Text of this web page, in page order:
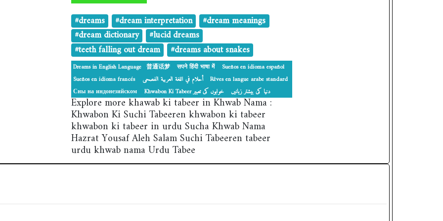
#dreams #dream interpretation
#dream meanings
#dream dictionary
#lucid dreams
#teeth falling out dream
#dreams about snakes
Dreams in English Language 普通话梦 सपने हिंदी भाषा में
Sueños en idioma español
Sueños en idioma francés
أحلام في اللغة العربية الفصحى
Rêves en langue arabe standard
Сны на индонезийском
‎Khwabon Ki Tabeer خوابوں کی تعبیر دنیا کی بیشتر زبانیں
Explore more khawab ki tabeer in Khwab Nama :
Khwabon Ki Suchi Tabeeren khwabon ki tabeer
khwabon ki tabeer in urdu Sucha Khwab Nama
Hazrat Yousaf Aleh Salam Suchi Tabeeren tabeer
urdu khwab nama Urdu Tabee